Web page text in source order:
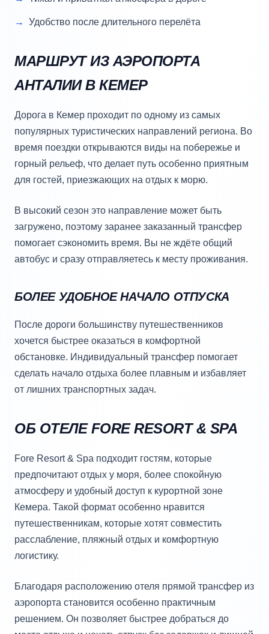
Удобство после длительного перелёта
МАРШРУТ ИЗ АЭРОПОРТА
АНТАЛИИ В КЕМЕР
Дорога в Кемер проходит по одному из самых
популярных туристических направлений региона. Во
время поездки открываются виды на побережье и
горный рельеф, что делает путь особенно приятным
для гостей, приезжающих на отдых к морю.
В высокий сезон это направление может быть
загружено, поэтому заранее заказанный трансфер
помогает сэкономить время. Вы не ждёте общий
автобус и сразу отправляетесь к месту проживания.
БОЛЕЕ УДОБНОЕ НАЧАЛО ОТПУСКА
После дороги большинству путешественников
хочется быстрее оказаться в комфортной
обстановке. Индивидуальный трансфер помогает
сделать начало отдыха более плавным и избавляет
от лишних транспортных задач.
ОБ ОТЕЛЕ FORE RESORT & SPA
Fore Resort & Spa подходит гостям, которые
предпочитают отдых у моря, более спокойную
атмосферу и удобный доступ к курортной зоне
Кемера. Такой формат особенно нравится
путешественникам, которые хотят совместить
расслабление, пляжный отдых и комфортную
логистику.
Благодаря расположению отеля прямой трансфер из
аэропорта становится особенно практичным
решением. Он позволяет быстрее добраться до